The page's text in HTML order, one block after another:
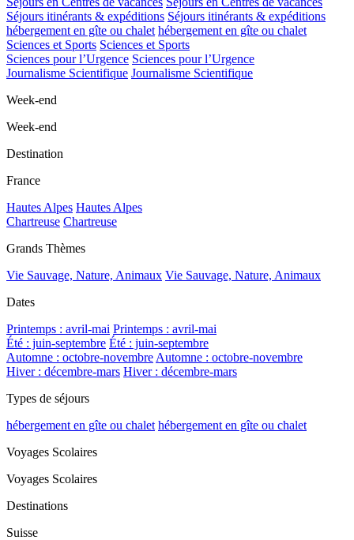
Séjours itinérants & expéditions Séjours itinérants & expéditions
hébergement en gîte ou chalet hébergement en gîte ou chalet
Sciences et Sports Sciences et Sports
Sciences pour l’Urgence Sciences pour l’Urgence
Journalisme Scientifique Journalisme Scientifique
Week-end
Week-end
Destination
France
Hautes Alpes Hautes Alpes
Chartreuse Chartreuse
Grands Thèmes
Vie Sauvage, Nature, Animaux Vie Sauvage, Nature, Animaux
Dates
Printemps : avril-mai Printemps : avril-mai
Été : juin-septembre Été : juin-septembre
Automne : octobre-novembre Automne : octobre-novembre
Hiver : décembre-mars Hiver : décembre-mars
Types de séjours
hébergement en gîte ou chalet hébergement en gîte ou chalet
Voyages Scolaires
Voyages Scolaires
Destinations
Suisse